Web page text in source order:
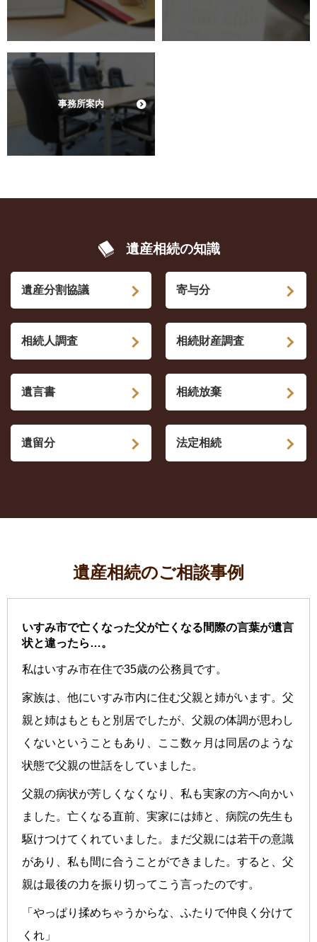
事務所案内
遺産相続の知識
遺産分割協議 寄与分
相続人調査 相続財産調査
遺言書 相続放棄
遺留分 法定相続
遺産相続のご相談事例
いすみ市で亡くなった父が亡くなる間際の言葉が遺言
状と違ったら…。
私はいすみ市在住で35歳の公務員です。
家族は、他にいすみ市内に住む父親と姉がいます。父
親と姉はもともと別居でしたが、父親の体調が思わし
くないということもあり、ここ数ヶ月は同居のような
状態で父親の世話をしていました。
父親の病状が芳しくなくなり、私も実家の方へ向かい
ました。亡くなる直前、実家には姉と、病院の先生も
駆けつけてくれていました。まだ父親には若干の意識
があり、私も間に合うことができました。すると、父
親は最後の力を振り切ってこう言ったのです。
「やっぱり揉めちゃうからな、ふたりで仲良く分けて
くれ」